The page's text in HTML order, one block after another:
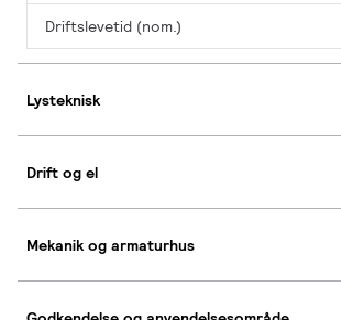
Driftslevetid (nom.)
Lysteknisk
Drift og el
Mekanik og armaturhus